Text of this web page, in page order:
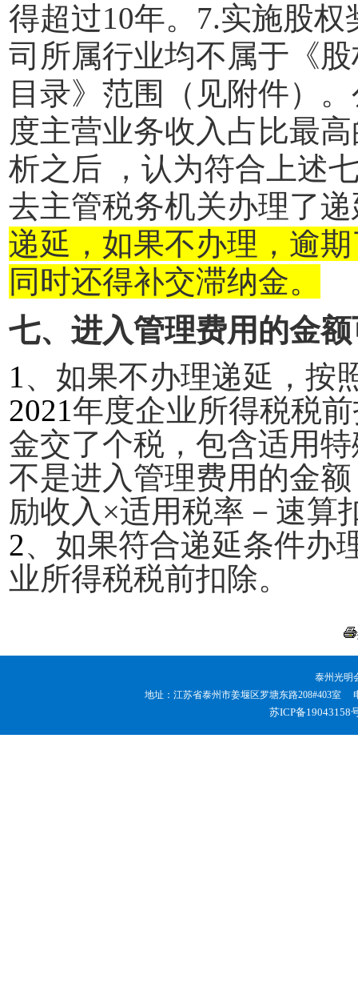
得超过10年。 7.实施股权
司所属行业均不属于《
目录》范围（见附件）
度主营业务收入占比最
析之后 ，认为符合上述
去主管税务机关办理了
递延，如果不办理，逾
同时还得补交滞纳金。
七、进入管理费用的金
1、如果不办理递延，按
2021年度企业所得税税
金交了个税，包含适用
不是进入管理费用的金
励收入×适用税率－速算
2、如果符合递延条件办
业所得税税前扣除。
泰州光明
地址：江苏省泰州市姜堰区罗塘东路208#403室
苏ICP备19043158